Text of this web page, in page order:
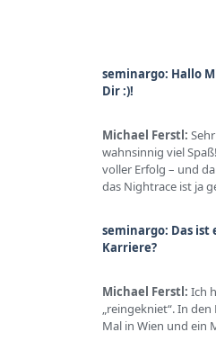
seminargo: Hallo
Dir :)!
Michael Ferstl:
wahnsinnig viel
voller Erfolg – und
das Nightrace ist ja
seminargo: Das ist
Karriere?
Michael Ferstl: Ich
„reingekniet“. In
Mal in Wien und ein